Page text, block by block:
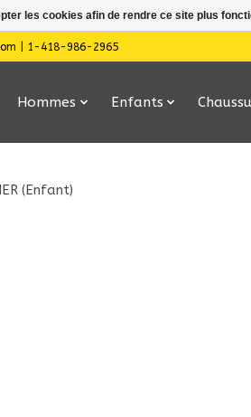
| 1-418-986-2965
Hommes Enfants
(Enfant)
les cookies afin de rendre ce site plus